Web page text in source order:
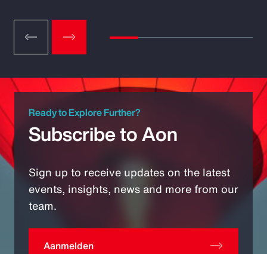
Ready to Explore Further?
Subscribe to Aon
Sign up to receive updates on the latest
events, insights, news and more from our
team.
Aanmelden